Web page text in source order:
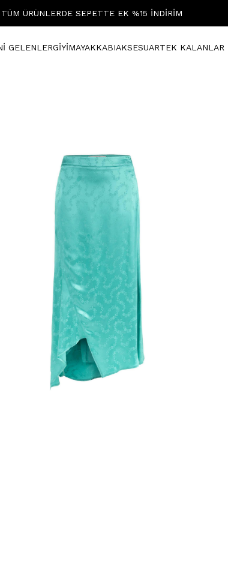
TÜM ÜRÜNLERDE SEPETTE EK %15 İNDİRİM
GELENLERGİYİMAYAKKABIAKSESUARTEK KALANLAR